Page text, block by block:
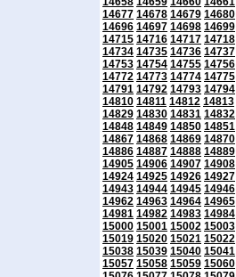
14677 14678 14679 14680
14696 14697 14698 14699
14715 14716 14717 14718
14734 14735 14736 14737
14753 14754 14755 14756
14772 14773 14774 14775
14791 14792 14793 14794
14810 14811 14812 14813
14829 14830 14831 14832
14848 14849 14850 14851
14867 14868 14869 14870
14886 14887 14888 14889
14905 14906 14907 14908
14924 14925 14926 14927
14943 14944 14945 14946
14962 14963 14964 14965
14981 14982 14983 14984
15000 15001 15002 15003
15019 15020 15021 15022
15038 15039 15040 15041
15057 15058 15059 15060